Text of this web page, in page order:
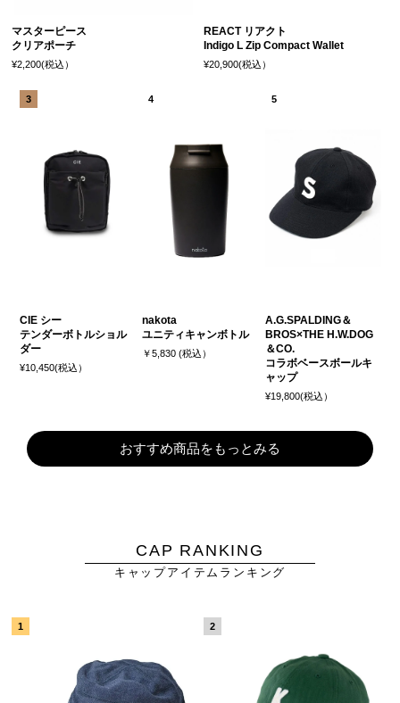
マスターピース
クリアポーチ
¥2,200(税込）
REACT リアクト
Indigo L Zip Compact Wallet
¥20,900(税込）
CIE シー
テンダーボトルショル
ダー
¥10,450(税込）
nakota
ユニティキャンボトル
￥5,830 (税込）
A.G.SPALDING＆
BROS×THE H.W.DOG
＆CO.
コラボベースボールキ
ャップ
¥19,800(税込）
おすすめ商品をもっとみる
CAP RANKING
キャップアイテムランキング